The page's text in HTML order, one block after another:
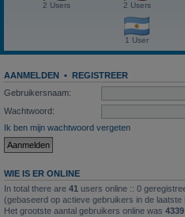
2 Users 2 Users
1 User
AANMELDEN • REGISTREER
Gebruikersnaam:
Wachtwoord:
Ik ben mijn wachtwoord vergeten
WIE IS ER ONLINE
In total there are 41 users online :: 0
(gebaseerd op actieve gebruikers in de laatste
Het grootste aantal gebruikers online was 4339